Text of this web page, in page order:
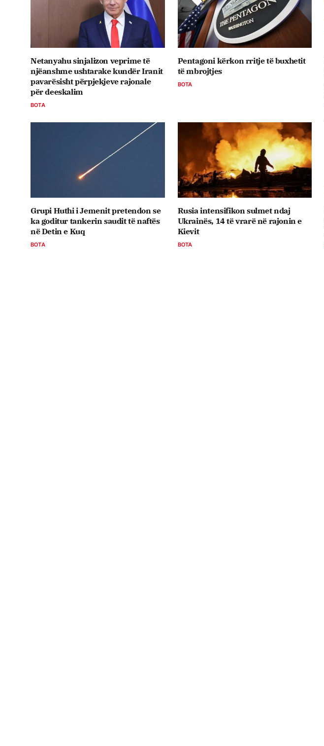
Netanyahu sinjalizon veprime të
njëanshme ushtarake kundër Iranit
pavarësisht përpjekjeve rajonale
për deeskalim
BOTA
Pentagoni kërkon rritje të buxhetit
të mbrojtjes
BOTA
Grupi Huthi i Jemenit pretendon se
ka goditur tankerin saudit të naftës
në Detin e Kuq
BOTA
Rusia intensifikon sulmet ndaj
Ukrainës, 14 të vrarë në rajonin e
Kievit
BOTA